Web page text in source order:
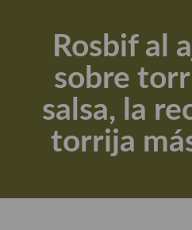
Apuntes, estudios sobre temas
Aceite de Oliva Virgen Extra
Recetas maridadas con los
Flores en la cocina recetas
Rosbif al
sobre
salsa, la
torrija